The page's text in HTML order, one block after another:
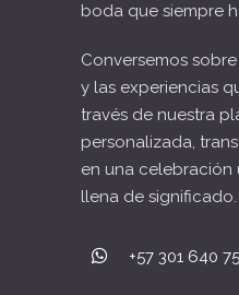
boda que siempre
Conversemos
y las experiencias
través de nuestra
personalizada,
en una celebración
llena de significado.
+57 301 640